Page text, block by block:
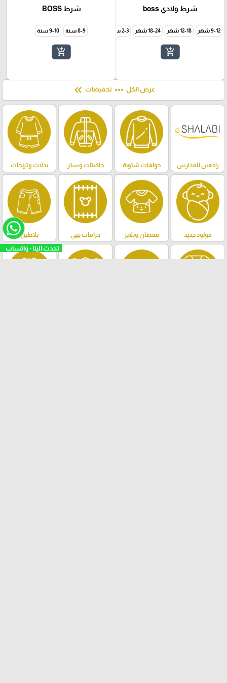
شرط ولادي boss
9-12 شهر 12-18 شهر 18-24 شهر 2-3 سنة 5-6 سنة 6-7 سنة
add_shopping_cart
شرط BOSS
8-9 سنة 9-10 سنة
add_shopping_cart
عرض الكل more_horiz تخفيضات keyboard_double_arrow_left
راجعين للمدارس جولفات شتوية جاكيتات وستر بدلات وترنجات
مولود جديد قمصان وبلايز حرامات بيبي بلاطين